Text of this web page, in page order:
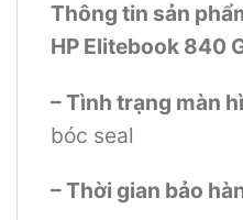
Thông tin sản
HP Elitebook 840
– Tình trạng màn
bóc seal
– Thời gian bảo